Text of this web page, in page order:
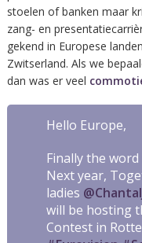
stoelen of banken maar
zang- en
gekend in Europese
Zwitserland. Als we
dan was er veel
Hello Europe,
Finally the word
Next year,
ladies
will be hosting
Contest in